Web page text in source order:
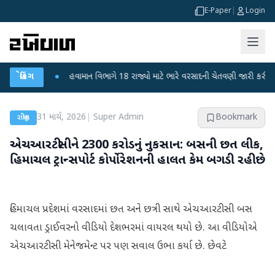
E-Paper Login
બ્રેકિંગ
● હવામાન વિભાગે 18 રાજ્યો માટે ભારે વરસાદની ચેતવણી જારી કરી ●
રાષ્ટ્રીય 31 માર્ચ, 2026 Super Admin Bookmark
એચઆરટીસીને 2300 કરોડનું નુકસાન: બસની છત લીક,
હિમાચલ ટ્રાન્સપોર્ટ કોર્પોરેશનની હાલત કેમ બગડી રહી છે
હિમાચલ પ્રદેશમાં વરસાદમાં છત અને છત્રી સાથે એચઆરટીસી બસ
ચલાવતા ડ્રાઈવરનો વીડિયો દેશભરમાં વાયરલ થયો છે. આ વીડિયોએ
એચઆરટીસી મેનેજમેન્ટ પર પણ સવાલ ઉભા કર્યા છે. છેવટે